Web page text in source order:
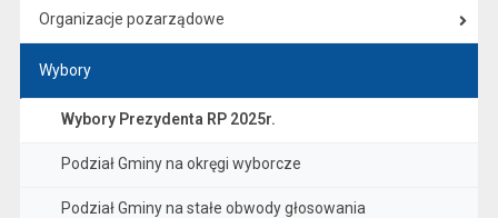
Organizacje pozarządowe
Wybory
Wybory Prezydenta RP 2025r.
Podział Gminy na okręgi wyborcze
Podział Gminy na stałe obwody głosowania